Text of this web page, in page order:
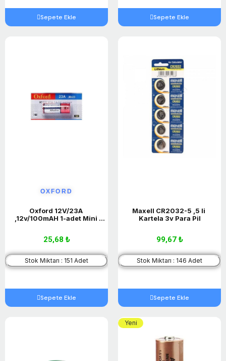
Sepete Ekle Sepete Ekle
OXFORD
Oxford 12V/23A
,12v/100mAH 1-adet Mini
25,68 ₺
Stok Miktarı : 151 Adet
Sepete Ekle
Maxell CR2032-5 ,5 li
Kartela 3v Para Pil
99,67 ₺
Stok Miktarı : 146 Adet
Sepete Ekle
Yeni